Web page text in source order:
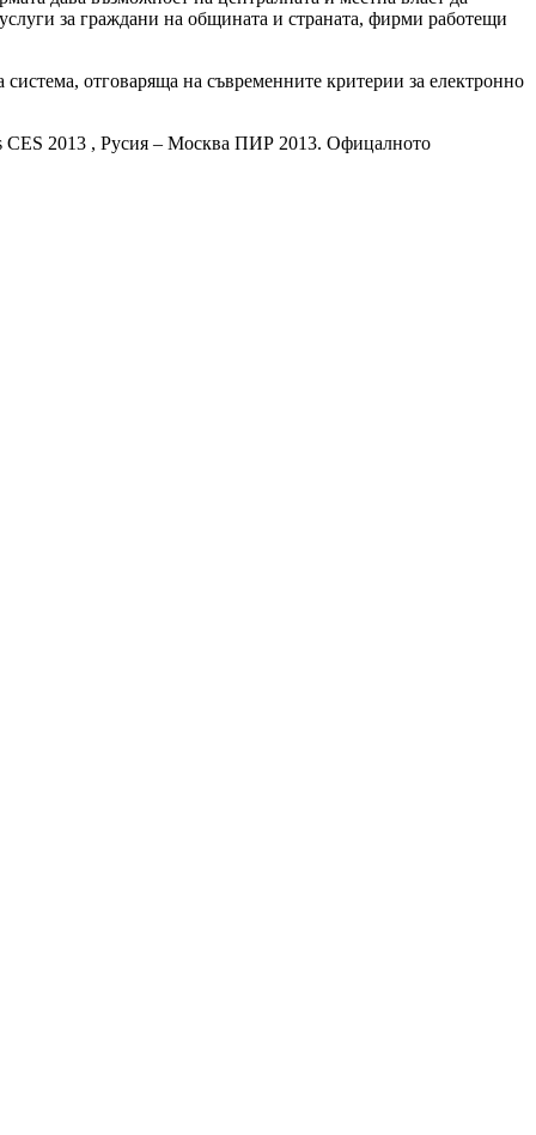
за граждани на общината и страната, фирми работещи
отговаряща на съвременните критерии за електронно
CES 2013 , Русия – Москва ПИР 2013. Офицалното